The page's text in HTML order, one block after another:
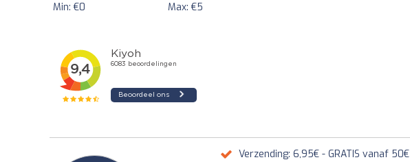
Min: €0 Max: €5
Verzending: 6,95€ - GRATIS vanaf 50€